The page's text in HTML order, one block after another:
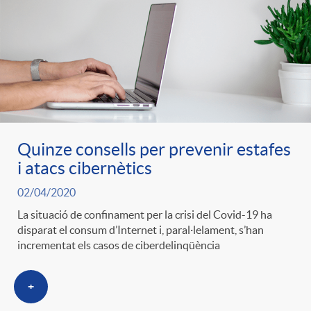
Quinze consells per prevenir estafes
i atacs cibernètics
02/04/2020
La situació de confinament per la crisi del Covid-19 ha
disparat el consum d’Internet i, paral·lelament, s’han
incrementat els casos de ciberdelinqüència
+